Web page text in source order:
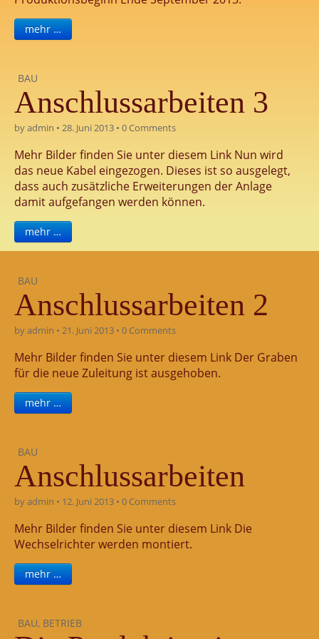
mehr …
BAU
Anschlussarbeiten 3
byadmin • 28. Juni 2013 • 0 Comments
Mehr Bilder finden Sie unter diesem Link Nun wird
das neue Kabel eingezogen. Dieses ist so ausgelegt,
dass auch zusätzliche Erweiterungen der Anlage
damit aufgefangen werden können.
mehr …
BAU
Anschlussarbeiten 2
byadmin • 21. Juni 2013 • 0 Comments
Mehr Bilder finden Sie unter diesem Link Der Graben
für die neue Zuleitung ist ausgehoben.
mehr …
BAU
Anschlussarbeiten
byadmin • 12. Juni 2013 • 0 Comments
Mehr Bilder finden Sie unter diesem Link Die
Wechselrichter werden montiert.
mehr …
BAU, BETRIEB